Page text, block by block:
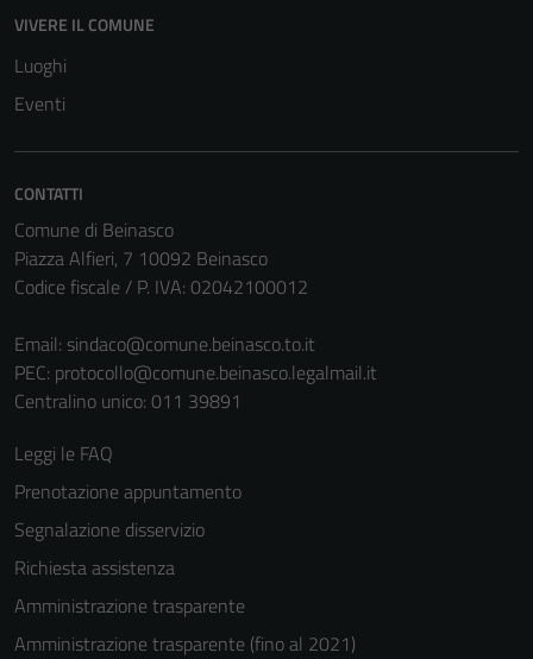
VIVERE IL COMUNE
Luoghi
Eventi
CONTATTI
Comune di Beinasco
Piazza Alfieri, 7 10092 Beinasco
Codice fiscale / P. IVA: 02042100012
Email: sindaco@comune.beinasco.to.it
PEC: protocollo@comune.beinasco.legalmail.it
Centralino unico: 011 39891
Leggi le FAQ
Prenotazione appuntamento
Segnalazione disservizio
Richiesta assistenza
Amministrazione trasparente
Amministrazione trasparente (fino al 2021)
possono
disabilitati.
Questi cookie